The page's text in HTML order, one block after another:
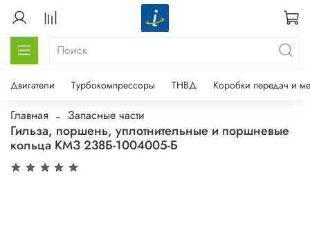
Двигатели Турбокомпрессоры ТНВД Коробки передач и
Главная Запасные части
Гильза, поршень, уплотнительные и поршневые
кольца КМЗ 238Б-1004005-Б